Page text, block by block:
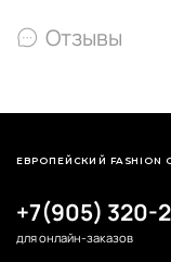
Отзывы
+7(905) 320-
для онлайн-заказов
ЕВРОПЕЙСКИЙ FASHION